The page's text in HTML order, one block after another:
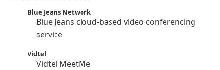
Blue Jeans Network
Blue Jeans cloud-based video conferencing
service
Vidtel
Vidtel MeetMe